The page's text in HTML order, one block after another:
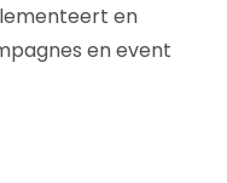
en
en event